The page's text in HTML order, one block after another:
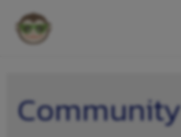
Community